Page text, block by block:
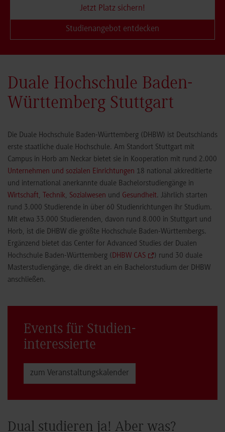
Jetzt Platz sichern!
Studienangebot entdecken
Duale Hochschule Baden-
Württemberg Stuttgart
Die Duale Hochschule Baden-Württemberg (DHBW) ist Deutschlands
erste staatliche duale Hochschule. Am Standort Stuttgart mit
Campus in Horb am Neckar bietet sie in Kooperation mit rund 2.000
Unternehmen und sozialen Einrichtungen 18 national akkreditierte
und international anerkannte duale Bachelorstudiengänge in
Wirtschaft, Technik, Sozialwesen und Gesundheit. Jährlich starten
rund 3.000 Studierende in über 60 Studienrichtungen ihr Studium.
Mit etwa 33.000 Studierenden, davon rund 8.000 in Stuttgart und
Horb, ist die DHBW die größte Hochschule Baden-Württembergs.
Ergänzend bietet das Center for Advanced Studies der Dualen
Hochschule Baden-Württemberg (DHBW CAS
) rund 30 duale
Masterstudiengänge, die direkt an ein Bachelorstudium der DHBW
anschließen.
Events für Studien­
interessierte
zum Veranstaltungs­kalender
Dual studieren ja! Aber was?